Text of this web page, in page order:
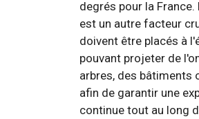
degrés pour la
est un autre facteur
doivent être placés à
pouvant projeter de
arbres, des bâtiments
afin de garantir une
continue tout au long